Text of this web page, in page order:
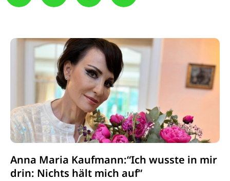
Anna Maria Kaufmann:“Ich wusste in mir
drin: Nichts hält mich auf“